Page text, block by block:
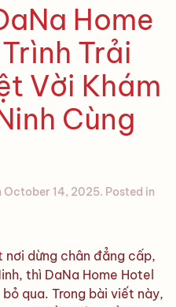
Home
Trải
Vời Khám
Cùng
October 14, 2025. Posted in
nơi dừng chân đẳng cấp,
thì DaNa Home Hotel
qua. Trong bài viết này,